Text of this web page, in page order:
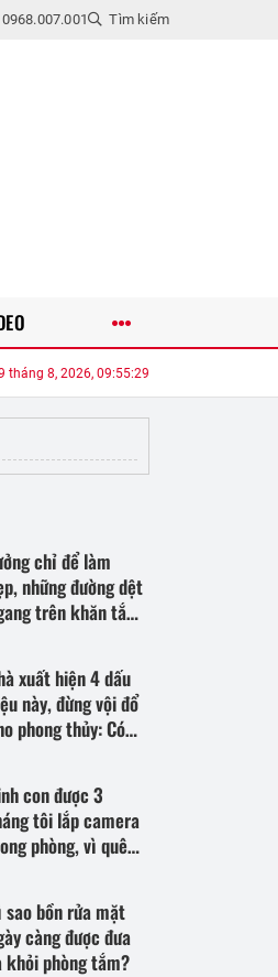
Tìm kiếm
dệt ngang trên khăn tắm thực ra có 5
tháng 8, 2026, 09:55:30
chỉ để làm
những đường dệt
trên khăn tắm
dụng
xuất hiện 4 dấu
này, đừng vội đổ
phong thủy: Có
con được 3
tôi lắp camera
phòng, vì quên
tưởi phát hiện
lén lút anh
sao bồn rửa mặt
càng được đưa
khỏi phòng tắm?